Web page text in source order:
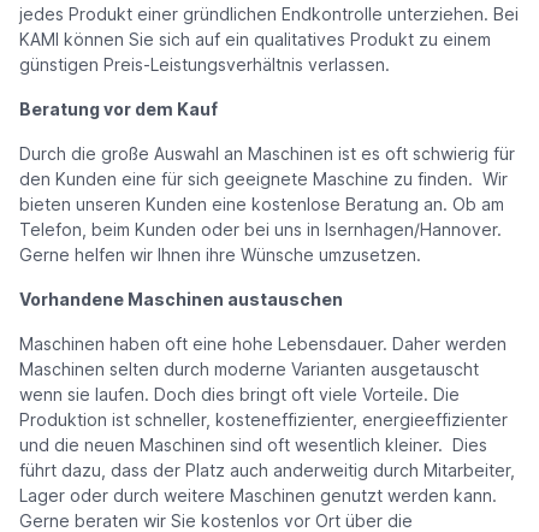
jedes Produkt einer gründlichen Endkontrolle unterziehen. Bei
KAMI können Sie sich auf ein qualitatives Produkt zu einem
günstigen Preis-Leistungsverhältnis verlassen.
Beratung vor dem Kauf
Durch die große Auswahl an Maschinen ist es oft schwierig für
den Kunden eine für sich geeignete Maschine zu finden. Wir
bieten unseren Kunden eine kostenlose Beratung an. Ob am
Telefon, beim Kunden oder bei uns in Isernhagen/Hannover.
Gerne helfen wir Ihnen ihre Wünsche umzusetzen.
Vorhandene Maschinen austauschen
Maschinen haben oft eine hohe Lebensdauer. Daher werden
Maschinen selten durch moderne Varianten ausgetauscht
wenn sie laufen. Doch dies bringt oft viele Vorteile. Die
Produktion ist schneller, kosteneffizienter, energieeffizienter
und die neuen Maschinen sind oft wesentlich kleiner. Dies
führt dazu, dass der Platz auch anderweitig durch Mitarbeiter,
Lager oder durch weitere Maschinen genutzt werden kann.
Gerne beraten wir Sie kostenlos vor Ort über die